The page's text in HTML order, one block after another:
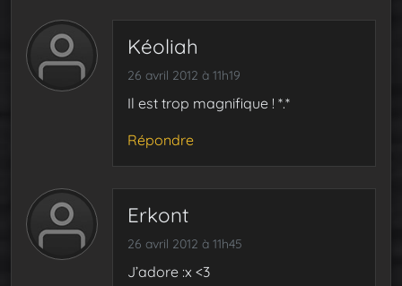
Kéoliah
26 avril 2012 à 11h19
Il est trop magnifique ! *.*
Répondre
Erkont
26 avril 2012 à 11h45
J’adore :x <3